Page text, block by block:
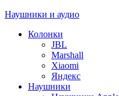
Наушники и аудио
Колонки
JBL
Marshall
Xiaomi
Яндекс
Наушники